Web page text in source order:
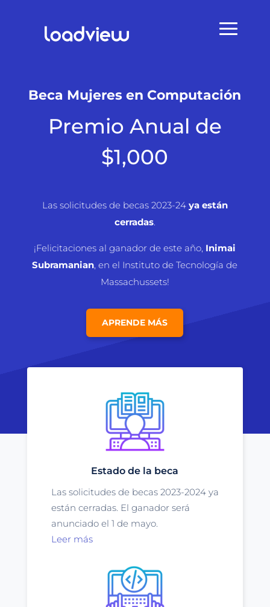
Beca Mujeres en Computación
Premio Anual de
$1,000
Las solicitudes de becas 2023-24 ya están
cerradas.
¡Felicitaciones al ganador de este año, Inimai
Subramanian , en el Instituto de Tecnología de
Massachussets!
APRENDE MÁS
Estado de la beca
Las solicitudes de becas 2023-2024 ya
están cerradas. El ganador será
anunciado el 1 de mayo.
Leer más